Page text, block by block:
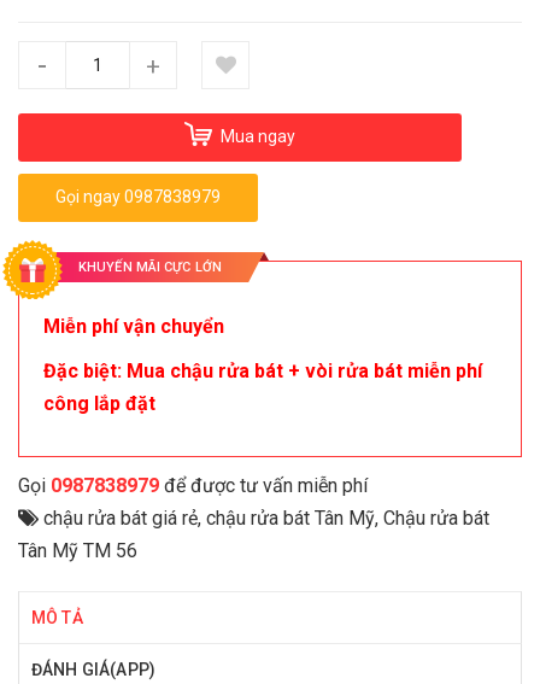
- +
Mua ngay
Gọi ngay 0987838979
KHUYẾN MÃI CỰC LỚN
Miễn phí vận chuyển
Đặc biệt: Mua chậu rửa bát + vòi rửa bát miễn phí
công lắp đặt
Gọi 0987838979 để được tư vấn miễn phí
chậu rửa bát giá rẻ, chậu rửa bát Tân Mỹ, Chậu rửa bát
Tân Mỹ TM 56
MÔ TẢ
ĐÁNH GIÁ(APP)